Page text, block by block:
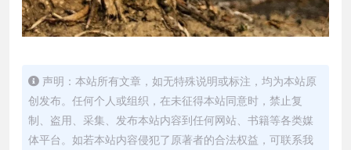
声明：本站所有文章，如无特殊说明或标注，均为本站原
创发布。任何个人或组织，在未征得本站同意时，禁止复
制、盗用、采集、发布本站内容到任何网站、书籍等各类媒
体平台。如若本站内容侵犯了原著者的合法权益，可联系我